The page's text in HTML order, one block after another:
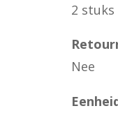
2 stuks
Nee